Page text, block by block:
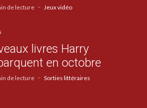
de lecture Jeux vidéo
livres Harry
en octobre
de lecture Sorties littéraires